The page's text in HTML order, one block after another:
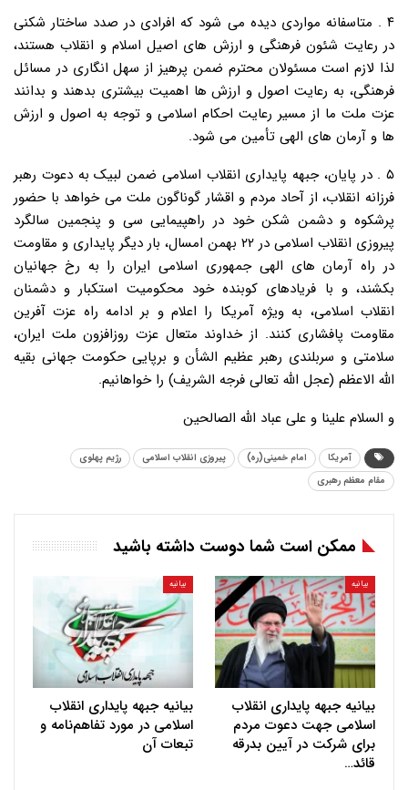
۴ . متاسفانه مواردی دیده می شود که افرادی در صدد ساختار شکنی
در رعایت شئون فرهنگی و ارزش های اصیل اسلام و انقلاب هستند،
لذا لازم است مسئولان محترم ضمن پرهیز از سهل انگاری در مسائل
فرهنگی، به رعایت اصول و ارزش ها اهمیت بیشتری بدهند و بدانند
عزت ملت ما از مسیر رعایت احکام اسلامی و توجه به اصول و ارزش
ها و آرمان های الهی تأمین می شود.
۵ . در پایان، جبهه پایداری انقلاب اسلامی ضمن لبیک به دعوت رهبر
فرزانه انقلاب، از آحاد مردم و اقشار گوناگون ملت می خواهد با حضور
پرشکوه و دشمن شکن خود در راهپیمایی سی و پنجمین سالگرد
پیروزی انقلاب اسلامی در ۲۲ بهمن امسال، بار دیگر پایداری و مقاومت
در راه آرمان های الهی جمهوری اسلامی ایران را به رخ جهانیان
بکشند، و با فریادهای کوبنده خود محکومیت استکبار و دشمنان
انقلاب اسلامی، به ویژه آمریکا را اعلام و بر ادامه راه عزت آفرین
مقاومت پافشاری کنند. از خداوند متعال عزت روزافزون ملت ایران،
سلامتی و سربلندی رهبر عظیم الشأن و برپایی حکومت جهانی بقیه
الله الاعظم (عجل الله تعالی فرجه الشریف) را خواهانیم.
و السلام علینا و علی عباد الله الصالحین
آمریکا امام خمینی(ره) پیروزی انقلاب اسلامی
رژیم پهلوی
مقام معظم رهبری
ممکن است شما دوست داشته باشید
بیانیه
بیانیه جبهه پایداری انقلاب
اسلامی جهت دعوت مردم
برای شرکت در آیین بدرقه
قائد…
بیانیه
بیانیه جبهه پایداری انقلاب
اسلامی در مورد تفاهم‌نامه و
تبعات آن